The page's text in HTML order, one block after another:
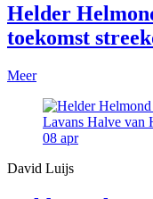
Helder
toekomst
Meer
08 apr
David Luijs